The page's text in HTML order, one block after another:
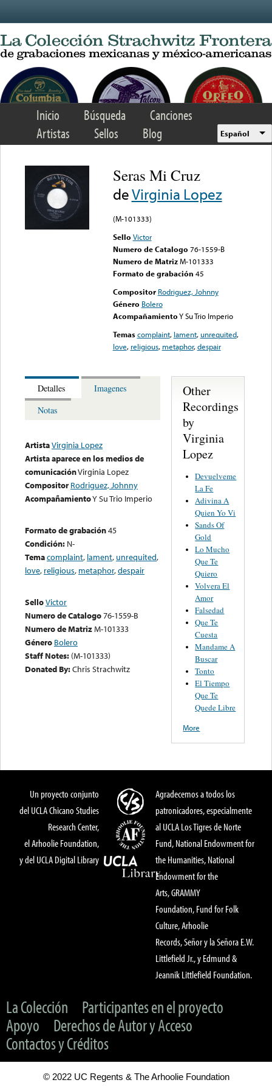
Inicio Búsqueda
Canciones
Artistas
Sellos Blog Español
Seras Mi Cruz
deVirginia Lopez
(M-101333)
Sello Victor
Numero de Catalogo 76-1559-B
Numero de Matriz M-101333
Formato de grabación 45
Compositor Rodriguez, Johnny
Género Bolero
AcompañamientoY Su Trio Imperio
Temas complaint, lament,unrequited,
love, religious, metaphor,despair
Detalles
Imagenes
Notas
ArtistaVirginia Lopez
Artista aparece en los medios de
comunicaciónVirginia Lopez
Compositor Rodriguez, Johnny
AcompañamientoY Su Trio Imperio
Formato de grabación45
Condición: N-
Temacomplaint, lament, unrequited,
love, religious, metaphor,despair
SelloVictor
Numero de Catalogo76-1559-B
Numero de MatrizM-101333
Género Bolero
Staff Notes: (M-101333)
Donated By:Chris Strachwitz
Other
Recordings
by
Virginia
Lopez
Devuelveme
La Fe
Adivina A
Quien Yo Vi
Sands Of
Gold
Lo Mucho
Que Te
Quiero
Volvera El
Amor
Falsedad
Que Te
Cuesta
Mandame A
Buscar
Tonto
El Tiempo
Que Te
Quede Libre
More
Un proyecto conjunto
del UCLA Chicano Studies
Research Center,
el Arhoolie Foundation,
y del UCLA Digital Library
Agradecemos a todos los
patronicadores, especialmente
al UCLA Los Tigres de Norte
Fund, National Endowment for
the Humanities, National
Endowment for the
Arts, GRAMMY
Foundation, Fund for Folk
Culture, Arhoolie
Records, Señor y la Señora E.W.
Littlefield Jr., y Edmund &
Jeannik Littlefield Foundation.
La Colección
Participantes en el proyecto
Apoyo
Derechos de Autor y Acceso
Contactos y Créditos
© 2022 UC Regents & The Arhoolie Foundation